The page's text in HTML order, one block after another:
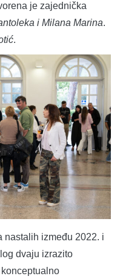
je zajednička
i Milana Marina.
.
nastalih između 2022. i
dvaju izrazito